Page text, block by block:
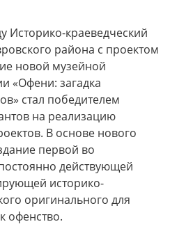
Историко-краеведческий
района с проектом
новой музейной
«Офени: загадка
стал победителем
на реализацию
В основе нового
первой во
действующей
историко-
оригинального для
офенство.